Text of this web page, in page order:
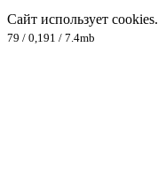
Сайт использует cookies.
79 / 0,191 / 7.4mb